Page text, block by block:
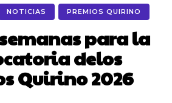
NOTICIAS PREMIOS QUIRINO
para la
delos
Quirino 2026